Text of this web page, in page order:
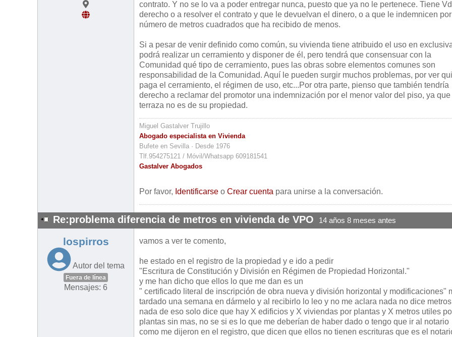
contrato. Y no se lo va a poder entregar nunca, puesto que ya no le pertenece. Tiene
derecho o a resolver el contrato y que le devuelvan el dinero, o a que le indemnicen por
número de metros cuadrados que ha recibido de menos.
Si a pesar de venir definido como común, su vivienda tiene atribuido el uso en
podrá realizar un cerramiento y disponer de él, pero tendrá que consensuar con la
Comunidad qué tipo de cerramiento, pues las obras sobre elementos comunes son
responsabilidad de la Comunidad. Aquí le pueden surgir muchos problemas, por ver
paga el cerramiento, el régimen de uso, etc...Por otra parte, pienso que también tendría
derecho a reclamar del promotor una indemnización por el menor valor del piso, ya que
terraza no es de su propiedad.
Miguel Gastalver Trujillo
Abogado especialista en Vivienda
Bufete en Sevilla · Desde 1976
Tlf.954275121 / Móvil/Whatsapp 609181541
Gastalver Abogados
Por favor, Identificarse o Crear cuenta para unirse a la conversación.
Re:problema diferencia de metros en vivienda de VPO 14 años 8 meses antes
lospirros
Autor del tema
Fuera de línea
Mensajes: 6
vamos a ver te comento,
he estado en el registro de la propiedad y e ido a pedir
"Escritura de Constitución y División en Régimen de Propiedad Horizontal."
y me han dicho que ellos lo que me dan es un
" certificado literal de inscripción de obra nueva y división horizontal y modificaciones"
tardado una semana en dármelo y al recibirlo lo leo y no me aclara nada no dice
nada de eso solo dice que hay X edificios y X viviendas por plantas y X metros utiles
plantas sin mas, no se si es lo que me deberían de haber dado o tengo que ir al notario
como me dijeron en el registro, que dicen que ellos no tienen escrituras que es el